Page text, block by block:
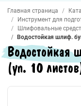
Главная страница
Инструмент для
Шлифовальные
Водостойкая шлиф.
(уп. 10